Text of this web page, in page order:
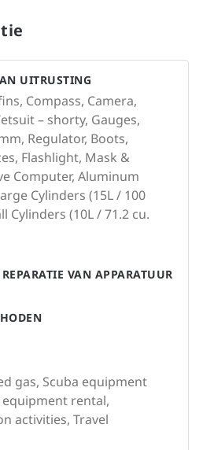
gas, Scuba equipment
rental,
activities, Travel
UITRUSTING
Compass, Camera,
– shorty, Gauges,
Regulator, Boots,
Flashlight, Mask &
Computer, Aluminum
Cylinders (15L / 100
Cylinders (10L / 71.2 cu.
VAN APPARATUUR